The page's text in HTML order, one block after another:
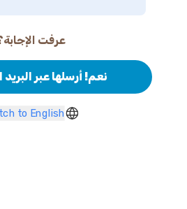
عرفت
نعم! أرسلها عبر البريد
to English